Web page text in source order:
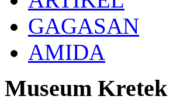
GAGASAN
AMIDA
Museum Kretek